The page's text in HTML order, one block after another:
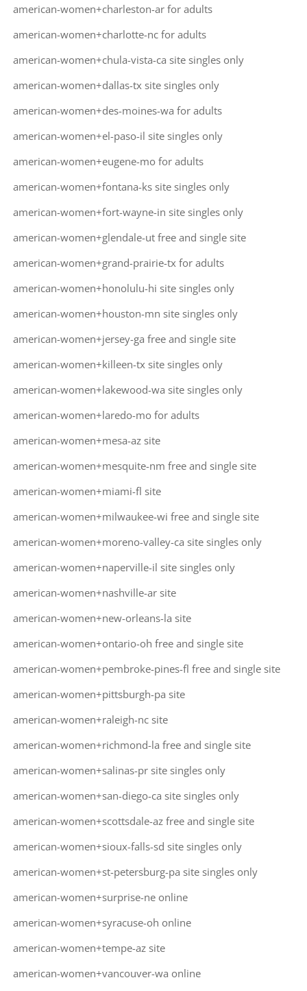
american-women+charleston-ar for adults
american-women+charlotte-nc for adults
american-women+chula-vista-ca site singles only
american-women+dallas-tx site singles only
american-women+des-moines-wa for adults
american-women+el-paso-il site singles only
american-women+eugene-mo for adults
american-women+fontana-ks site singles only
american-women+fort-wayne-in site singles only
american-women+glendale-ut free and single site
american-women+grand-prairie-tx for adults
american-women+honolulu-hi site singles only
american-women+houston-mn site singles only
american-women+jersey-ga free and single site
american-women+killeen-tx site singles only
american-women+lakewood-wa site singles only
american-women+laredo-mo for adults
american-women+mesa-az site
american-women+mesquite-nm free and single site
american-women+miami-fl site
american-women+milwaukee-wi free and single site
american-women+moreno-valley-ca site singles only
american-women+naperville-il site singles only
american-women+nashville-ar site
american-women+new-orleans-la site
american-women+ontario-oh free and single site
american-women+pembroke-pines-fl free and single site
american-women+pittsburgh-pa site
american-women+raleigh-nc site
american-women+richmond-la free and single site
american-women+salinas-pr site singles only
american-women+san-diego-ca site singles only
american-women+scottsdale-az free and single site
american-women+sioux-falls-sd site singles only
american-women+st-petersburg-pa site singles only
american-women+surprise-ne online
american-women+syracuse-oh online
american-women+tempe-az site
american-women+vancouver-wa online